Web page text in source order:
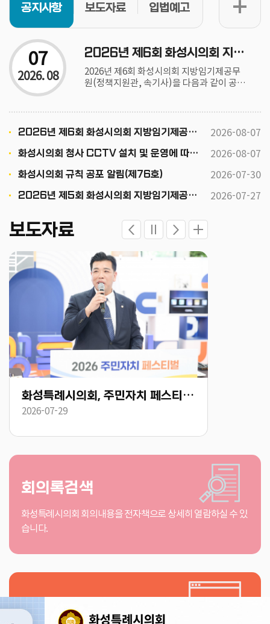
공지사항
07
2026. 08
2026년 제6회 화성시의회 지방임기제공무원(정책지원관, 속기사) 채용공고
2026년 제6회 화성시의회 지방임기제공무
원(정책지원관, 속기사)을 다음과 같이 공고
장
2026년 제6회 화성시의회 지방임기제공무원(정책지원관, 속기사) 채용공고 2026-08-07
화성시의회 청사 CCTV 설치 및 운영에 따른 행정예고 2026-08-07
화성시의회 규칙 공포 알림(제76호) 2026-07-30
2026년 제5회 화성시의회 지방임기제공무원 채용시험 최종 합격자 공고 2026-07-27
보도자료 입법예고
보도자료
화성특례시의회, 주민자치 페스티벌 작품전시회 참석 “동네에서 가장 가까운 문화공간, 주민자치센터 응원할 것”
2026-07-29
회의록검색
화성특례시의회 회의내용을 전자책으로 상세히 열람하실 수 있
습니다.
인터넷방송